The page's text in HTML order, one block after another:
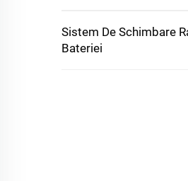
Sistem De Schimbare
Bateriei